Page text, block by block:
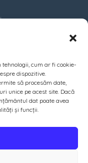
cum ar fi cookie-
dispozitive.
să procesăm date,
unice pe acest site. Dacă
dat poate avea
și funcții.